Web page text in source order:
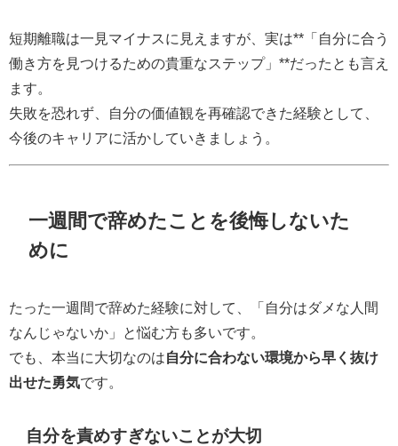
短期離職は一見マイナスに見えますが、実は**「自分に合う
働き方を見つけるための貴重なステップ」**だったとも言え
ます。
失敗を恐れず、自分の価値観を再確認できた経験として、
今後のキャリアに活かしていきましょう。
一週間で辞めたことを後悔しないた
めに
たった一週間で辞めた経験に対して、「自分はダメな人間
なんじゃないか」と悩む方も多いです。
でも、本当に大切なのは自分に合わない環境から早く抜け
出せた勇気です。
自分を責めすぎないことが大切